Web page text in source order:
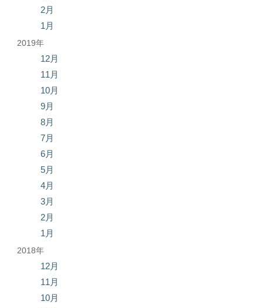
2月
1月
2019年
12月
11月
10月
9月
8月
7月
6月
5月
4月
3月
2月
1月
2018年
12月
11月
10月